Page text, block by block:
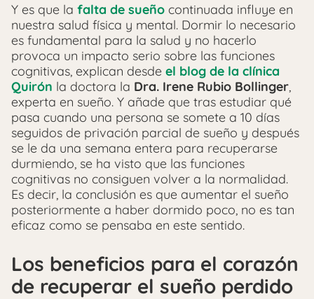
Y es que la falta de sueño continuada influye en
nuestra salud física y mental. Dormir lo necesario
es fundamental para la salud y no hacerlo
provoca un impacto serio sobre las funciones
cognitivas, explican desde el blog de la clínica
Quirón la doctora la Dra. Irene Rubio Bollinger,
experta en sueño. Y añade que tras estudiar qué
pasa cuando una persona se somete a 10 días
seguidos de privación parcial de sueño y después
se le da una semana entera para recuperarse
durmiendo, se ha visto que las funciones
cognitivas no consiguen volver a la normalidad.
Es decir, la conclusión es que aumentar el sueño
posteriormente a haber dormido poco, no es tan
eficaz como se pensaba en este sentido.
Los beneficios para el corazón
de recuperar el sueño perdido